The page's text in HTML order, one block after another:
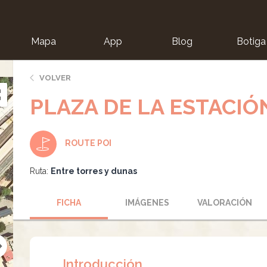
Mapa App Blog Botiga
VOLVER
PLAZA DE LA
ROUTE POI
Ruta: Entre torres y dunas
FICHA IMÁGENES VALORACIÓN